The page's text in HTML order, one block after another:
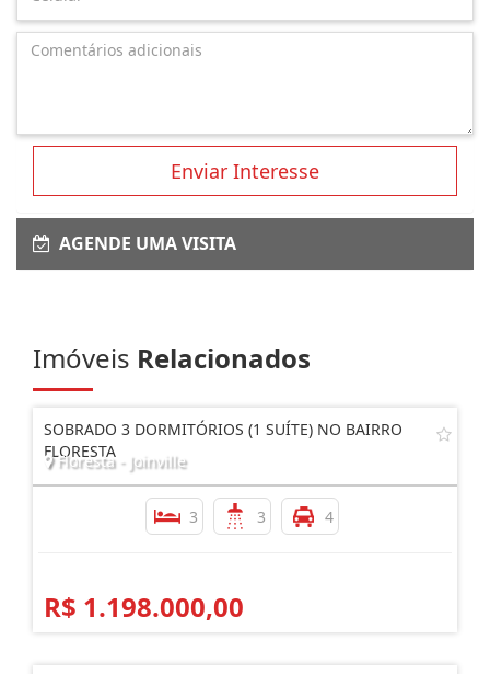
Enviar Interesse
AGENDE UMA VISITA
Imóveis Relacionados
SOBRADO 3 DORMITÓRIOS (1 SUÍTE) NO BAIRRO
FLORESTA
Floresta - Joinville
3 3 4
R$ 1.198.000,00